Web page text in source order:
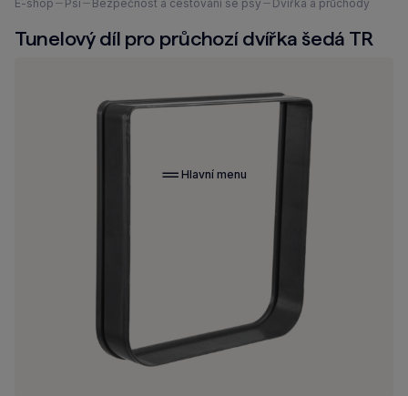
Hlavní menu
zde:
E-shop Psi Bezpečnost a cestování se psy Dvířka a průchody
Tunelový díl pro průchozí dvířka šedá TR